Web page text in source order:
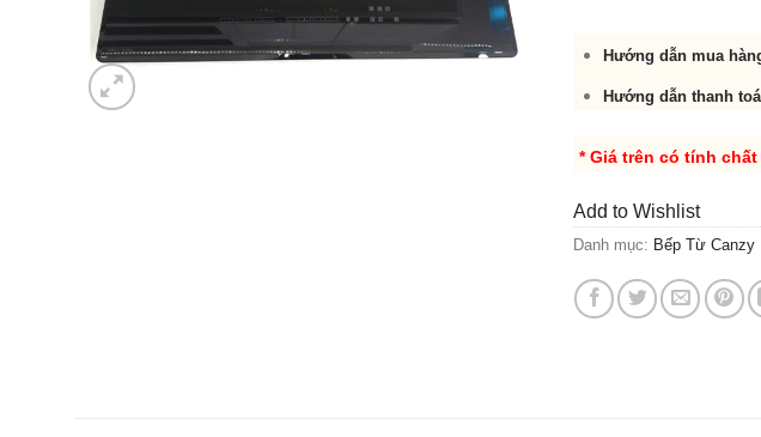
Hướng dẫn mua
Hướng dẫn thanh
* Giá trên có tính chất
Add to Wishlist
Danh mục: Bếp Từ Canzy